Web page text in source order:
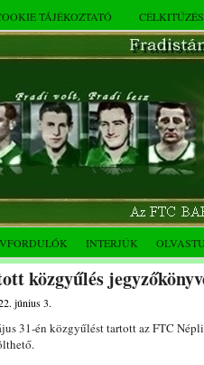
TÁJÉKOZTATÓ
INTERJÚK
közgyűlés
június 3.
31-én közgyűlést tartott az FTC